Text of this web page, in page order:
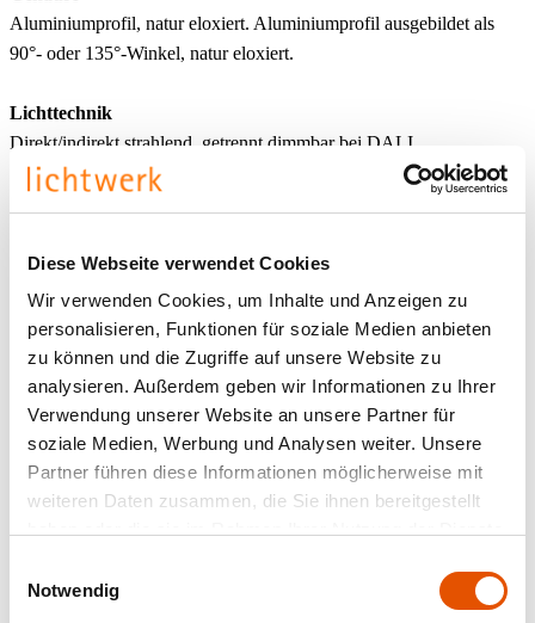
Diese Webseite verwendet Cookies
Wir verwenden Cookies, um Inhalte und Anzeigen zu
personalisieren, Funktionen für soziale Medien anbieten
zu können und die Zugriffe auf unsere Website zu
analysieren. Außerdem geben wir Informationen zu Ihrer
Verwendung unserer Website an unsere Partner für
soziale Medien, Werbung und Analysen weiter. Unsere
Partner führen diese Informationen möglicherweise mit
weiteren Daten zusammen, die Sie ihnen bereitgestellt
Notwendig
Aluminiumprofil, natur eloxiert. Aluminiumprofil ausgebildet als
90°- oder 135°-Winkel, natur eloxiert.
Lichttechnik
Direkt/indirekt strahlend, getrennt dimmbar bei DALI.
Gleichbleibender Indirektanteil über alle Systemkomponenten
Bemessungslebensdauer = L80 B10 50.000h. Lichtfarbe: 4000K.
Optional: 3000K. Weitere Lichtfarben auf Anfrage.
Abhängung
Bei dem Lichtbandprofil serio-HIT LED LB ist jeweils eine
Abhängung im Lieferumfang enthalten. Einzelseilabhängung mit
Schnellstellkupplung, frei höhenverstellbar von 150 bis 2000 mm.
Sonstiges
Elektrischer Anschluss über fünfpolige Anschluss- und
Schutzleiteranschluss und Entriegelungstaste, geeignet für starre und